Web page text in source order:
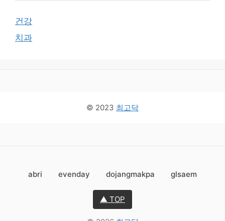
건강
치과
© 2023 최고닥
abri evenday dojangmakpa glsaem
▲ TOP